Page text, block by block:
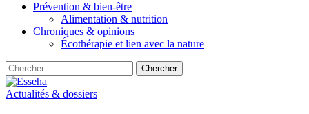
Prévention & bien-être
Alimentation & nutrition
Chroniques & opinions
Écothérapie et lien avec la nature
Actualités & dossiers